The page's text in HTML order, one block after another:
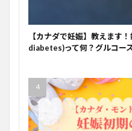
【カナダで妊娠】教えます
diabetes)って何？グルコー